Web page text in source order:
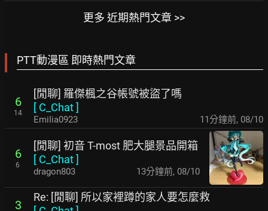
更多 近期熱門文章 >>
PTT動漫區 即時熱門文章
6
14
[閒聊] 羅傑楓之谷帳號被盜了嗎
[ C_Chat]
EmiIia0923 11分鐘前, 08/10
6
6
[閒聊] 初音 T-most 肥大腿景品開箱
[ C_Chat]
dragon803 13分鐘前, 08/10
3
Re: [閒聊] 所以家裡蹲的家人要怎麼救